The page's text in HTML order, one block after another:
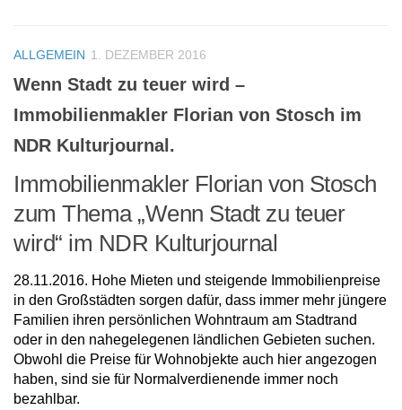
ALLGEMEIN 1. DEZEMBER 2016
Wenn Stadt zu teuer wird –
Immobilienmakler Florian von Stosch im
NDR Kulturjournal.
Immobilienmakler Florian von Stosch
zum Thema „Wenn Stadt zu teuer
wird“ im NDR Kulturjournal
28.11.2016. Hohe Mieten und steigende Immobilienpreise
in den Großstädten sorgen dafür, dass immer mehr jüngere
Familien ihren persönlichen Wohntraum am Stadtrand
oder in den nahegelegenen ländlichen Gebieten suchen.
Obwohl die Preise für Wohnobjekte auch hier angezogen
haben, sind sie für Normalverdienende immer noch
bezahlbar.